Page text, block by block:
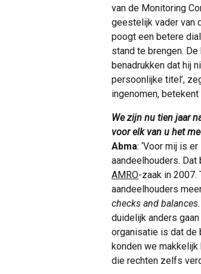
van de Monitoring
geestelijk vader van
poogt een betere
stand te brengen.
benadrukken dat hij
persoonlijke titel’,
ingenomen,
We zijn nu tien jaar
voor elk van u het
Abma: ‘Voor mij is
aandeelhouders.
AMRO-zaak in 2007.
aandeelhouders
checks and balances
duidelijk anders
organisatie is dat de
konden we
die rechten zelfs